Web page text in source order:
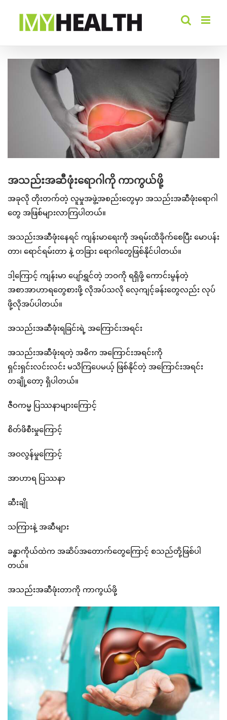
အသည်းအဆီဖုံးရောဂါကို ကာကွယ်ဖို့
အခုလို တိုးတက်တဲ့ လူမှုအဖွဲ့အစည်းတွေမှာ အသည်းအဆီဖုံးရောဂါ
တွေ အဖြစ်များလာကြပါတယ်။
အသည်းအဆီဖုံးနေရင် ကျန်းမာရေးကို အရမ်းထိခိုက်စေပြီး မောပန်း
တာ၊ ရောင်ရမ်းတာ နဲ့ တခြား ရောဂါတွေဖြစ်နိုင်ပါတယ်။
ဒါ့ကြောင့် ကျန်းမာ ပျော်ရွှင်တဲ့ ဘဝကို ရရှိဖို့ ကောင်းမွန်တဲ့
အစာအာဟာရတွေစားဖို့ လိုအပ်သလို လေ့ကျင့်ခန်းတွေလည်း လုပ်
ဖို့လိုအပ်ပါတယ်။
အသည်းအဆီဖုံးရခြင်းရဲ့ အကြောင်းအရင်း
အသည်းအဆီဖုံးရတဲ့ အဓိက အကြောင်းအရင်းကို
ရှင်းရှင်းလင်းလင်း မသိကြပေမယ့် ဖြစ်နိုင်တဲ့ အကြောင်းအရင်း
တချို့တော့ ရှိပါတယ်။
ဇီဝကမ္မ ပြဿနာများကြောင့်
စိတ်ဖိစီးမှုကြောင့်
အဝလွန်မှုကြောင့်
အာဟာရ ပြဿနာ
ဆီးချို
သကြားနဲ့ အဆီများ
ခန္ဓာကိုယ်ထဲက အဆိပ်အတောက်တွေကြောင့် စသည်တို့ဖြစ်ပါ
တယ်။
အသည်းအဆီဖုံးတာကို ကာကွယ်ဖို့